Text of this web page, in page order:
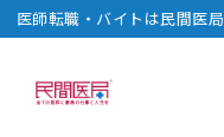
医師転職・バイトは民間医局